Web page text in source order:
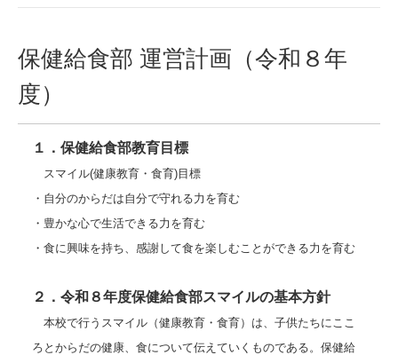
保健給食部 運営計画（令和８年
度）
１．保健給食部教育目標
スマイル(健康教育・食育)目標
・自分のからだは自分で守れる力を育む
・豊かな心で生活できる力を育む
・食に興味を持ち、感謝して食を楽しむことができる力を育む
２．令和８年度保健給食部スマイルの基本方針
本校で行うスマイル（健康教育・食育）は、子供たちにここ
ろとからだの健康、食について伝えていくものである。保健給